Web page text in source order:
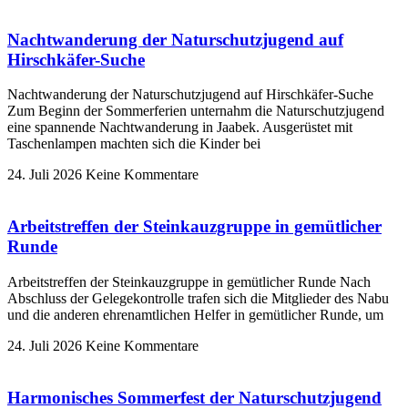
Nachtwanderung der Naturschutzjugend auf
Hirschkäfer-Suche
Nachtwanderung der Naturschutzjugend auf Hirschkäfer-Suche
Zum Beginn der Sommerferien unternahm die Naturschutzjugend
eine spannende Nachtwanderung in Jaabek. Ausgerüstet mit
Taschenlampen machten sich die Kinder bei
24. Juli 2026 Keine Kommentare
Arbeitstreffen der Steinkauzgruppe in gemütlicher
Runde
Arbeitstreffen der Steinkauzgruppe in gemütlicher Runde Nach
Abschluss der Gelegekontrolle trafen sich die Mitglieder des Nabu
und die anderen ehrenamtlichen Helfer in gemütlicher Runde, um
24. Juli 2026 Keine Kommentare
Harmonisches Sommerfest der Naturschutzjugend